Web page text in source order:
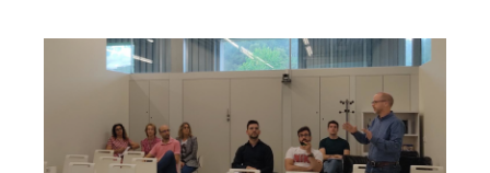
EN Search
Buscar
por:
BUSCAR
TwitterInstagramYoutubeLinkedin